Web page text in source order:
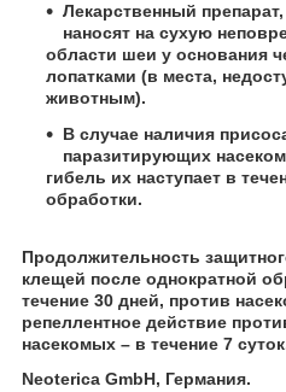
Лекарственный
наносят на сухую
области шеи у основания
лопатками (в места,
животным).
В случае наличия
паразитирующих
гибель их наступает в
обработки.
Продолжительность
клещей после однократной
течение 30 дней, против
репеллентное действие
насекомых – в течение 7
Neoterica GmbH, Германия.